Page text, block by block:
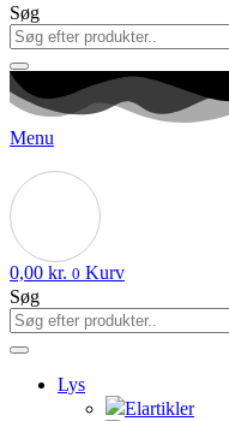
Søg
Menu
0,00 kr. 0 Kurv
Søg
Lys
Elartikler